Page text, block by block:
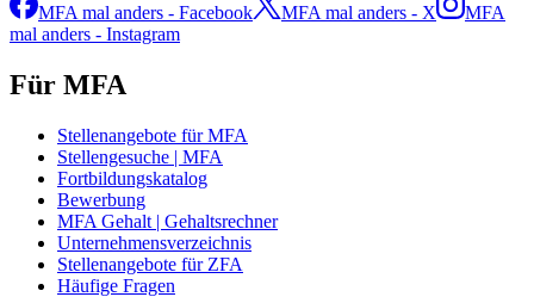
MFA mal anders - Facebook MFA mal anders - X
MFA
mal anders - Instagram
Für MFA
Stellenangebote für MFA
Stellengesuche | MFA
Fortbildungskatalog
Bewerbung
MFA Gehalt | Gehaltsrechner
Unternehmensverzeichnis
Stellenangebote für ZFA
Häufige Fragen